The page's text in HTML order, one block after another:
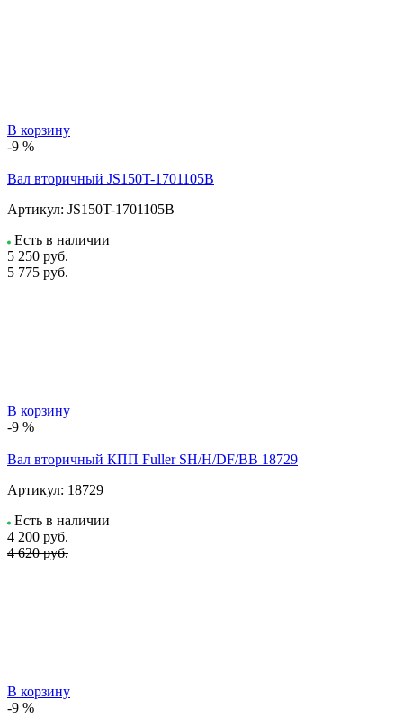
В корзину
-9 %
Вал вторичный JS150T-1701105B
Артикул: JS150T-1701105B
Есть в наличии
5 250 руб.
5 775 руб.
В корзину
-9 %
Вал вторичный КПП Fuller SH/H/DF/BB 18729
Артикул: 18729
Есть в наличии
4 200 руб.
4 620 руб.
В корзину
-9 %